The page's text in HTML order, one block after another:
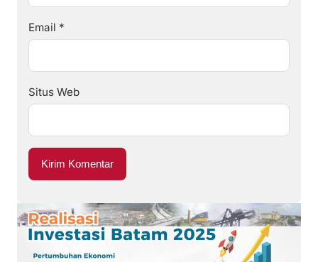
Email *
Situs Web